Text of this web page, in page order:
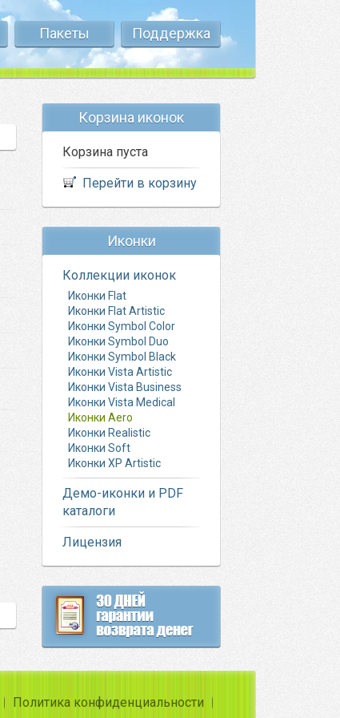
Пакеты Поддержка
Корзина иконок
Корзина пуста
Перейти в корзину
Иконки
Коллекции иконок
Иконки Flat
Иконки Flat Artistic
Иконки Symbol Color
Иконки Symbol Duo
Иконки Symbol Black
Иконки Vista Artistic
Иконки Vista Business
Иконки Vista Medical
Иконки Aero
Иконки Realistic
Иконки Soft
Иконки XP Artistic
Демо-иконки и PDF
каталоги
Лицензия
Политика конфиденциальности